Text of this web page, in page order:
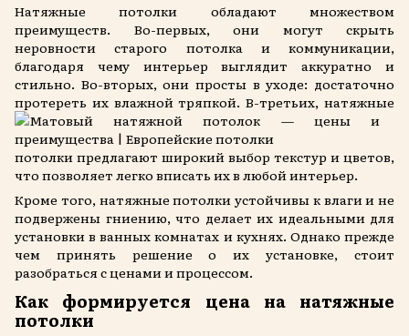
Натяжные потолки обладают множеством
преимуществ. Во-первых, они могут скрыть
неровности старого потолка и коммуникации,
благодаря чему интерьер выглядит аккуратно и
стильно. Во-вторых, они просты в уходе: достаточно
протереть их влажной тряпкой. В-третьих, натяжные
потолки предлагают широкий выбор текстур и цветов,
что позволяет легко вписать их в любой интерьер.
Кроме того, натяжные потолки устойчивы к влаги и не
подвержены гниению, что делает их идеальными для
установки в ванных комнатах и кухнях. Однако прежде
чем принять решение о их установке, стоит
разобраться с ценами и процессом.
Как формируется цена на натяжные
потолки